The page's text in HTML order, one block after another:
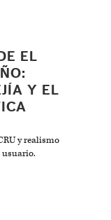
EL
Y EL
y realismo
usuario.